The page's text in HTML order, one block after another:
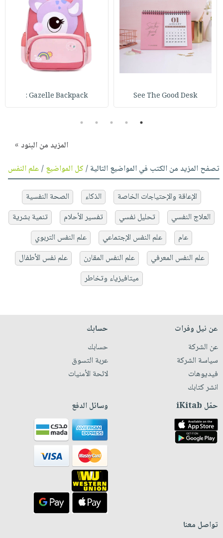
See The Good Desk
Gazelle Backpack :
1
2
3
4
5
المزيد من البنود »
تصفح المزيد من الكتب في المواضيع التالية /كل المواضيع/علم النفس
الإعاقة والإحتياجات الخاصة الذكاء
الصحة النفسية
العلاج النفسي
تحليل نفسي تفسير الأحلام
تنمية بشرية
عام
علم النفس الإجتماعي
علم النفس التربوي
علم النفس المعرفي
علم النفس المقارن
علم نفس الأطفال
ميتافيزياء وتخاطر
عن نيل وفرات
عن الشركة
سياسة الشركة
فيديوهات
انشر كتابك
حسابك
حسابك
عربة التسوق
لائحة الأمنيات
حمّل iKitab وسائل الدفع
تواصل معنا